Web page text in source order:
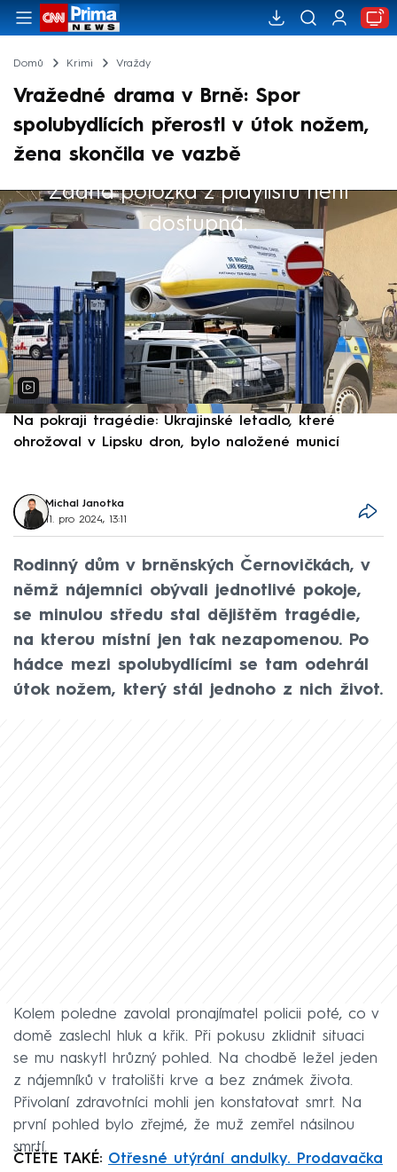
Domů Krimi Vraždy
Vražedné drama v Brně: Spor
spolubydlících přerostl v útok nožem,
žena skončila ve vazbě
Žádná položka z playlistu není
dostupná.
Výběr redakce
Na pokraji tragédie: Ukrajinské letadlo, které
ohrožoval v Lipsku dron, bylo naložené municí
Michal Janotka
11. pro 2024, 13:11
Rodinný dům v brněnských Černovičkách, v
němž nájemníci obývali jednotlivé pokoje,
se minulou středu stal dějištěm tragédie,
na kterou místní jen tak nezapomenou. Po
hádce mezi spolubydlícími se tam odehrál
útok nožem, který stál jednoho z nich život.
Kolem poledne zavolal pronajímatel policii poté, co v
domě zaslechl hluk a křik. Při pokusu zklidnit situaci
se mu naskytl hrůzný pohled. Na chodbě ležel jeden
z nájemníků v tratolišti krve a bez známek života.
Přivolaní zdravotníci mohli jen konstatovat smrt. Na
první pohled bylo zřejmé, že muž zemřel násilnou
smrtí.
ČTĚTE TAKÉ: Otřesné utýrání andulky. Prodavačka